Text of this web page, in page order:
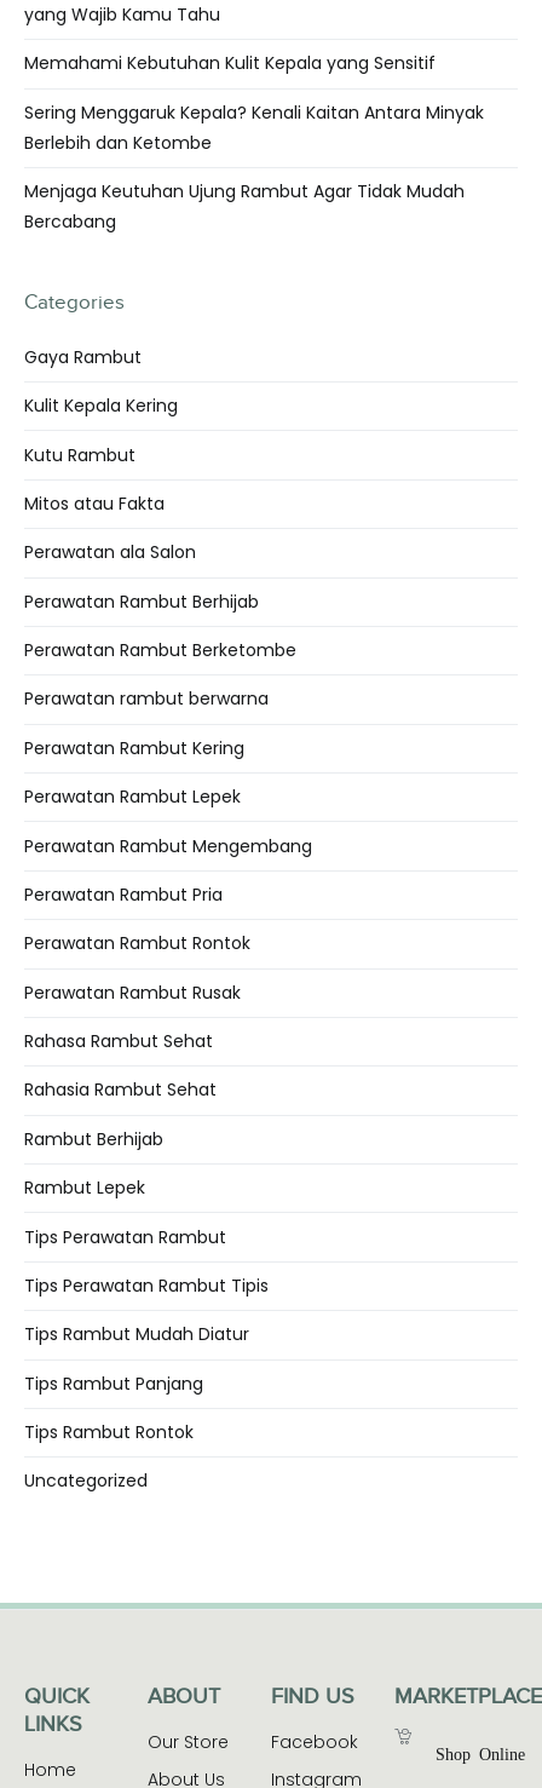
yang Wajib Kamu Tahu
Memahami Kebutuhan Kulit Kepala yang Sensitif
Sering Menggaruk Kepala? Kenali Kaitan Antara Minyak
Berlebih dan Ketombe
Menjaga Keutuhan Ujung Rambut Agar Tidak Mudah
Bercabang
Categories
Gaya Rambut
Kulit Kepala Kering
Kutu Rambut
Mitos atau Fakta
Perawatan ala Salon
Perawatan Rambut Berhijab
Perawatan Rambut Berketombe
Perawatan rambut berwarna
Perawatan Rambut Kering
Perawatan Rambut Lepek
Perawatan Rambut Mengembang
Perawatan Rambut Pria
Perawatan Rambut Rontok
Perawatan Rambut Rusak
Rahasa Rambut Sehat
Rahasia Rambut Sehat
Rambut Berhijab
Rambut Lepek
Tips Perawatan Rambut
Tips Perawatan Rambut Tipis
Tips Rambut Mudah Diatur
Tips Rambut Panjang
Tips Rambut Rontok
Uncategorized
QUICK
LINKS
Home
ABOUT
Our Store
About Us
FIND US
Facebook
Instagram
MARKETPLACE
Shop Online